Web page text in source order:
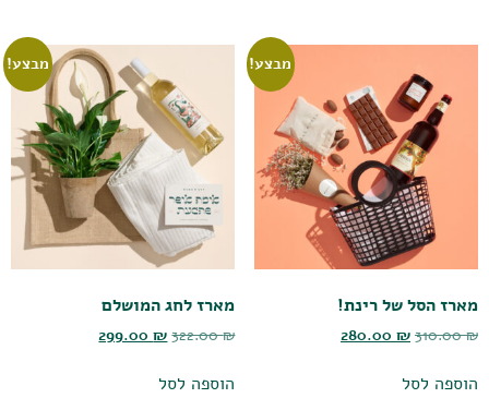
מבצע!
מארז הסל של רינת!
310.00₪
280.00 ₪
הוספה לסל
מבצע!
מארז לחג המושלם
322.00₪
299.00₪
הוספה לסל